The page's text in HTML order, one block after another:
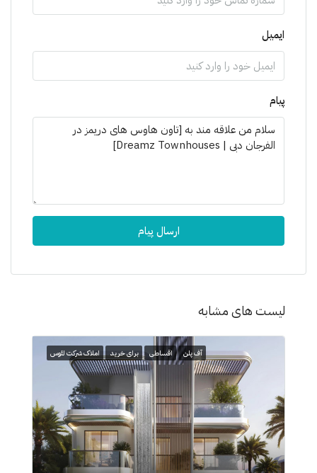
ایمیل
پیام
ارسال پیام
لیست های مشابه
آف پلن اقساطی برای خرید املاک شرکت لئوس